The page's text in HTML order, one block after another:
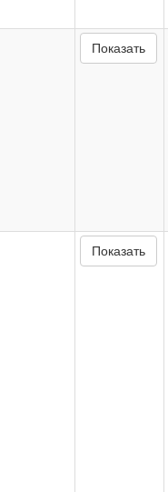
Показать
Показать